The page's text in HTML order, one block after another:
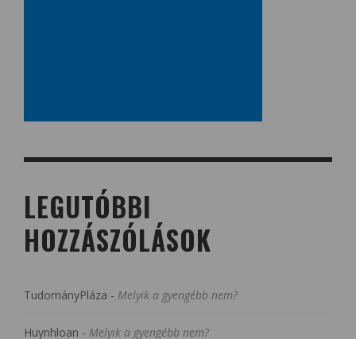
LEGUTÓBBI
HOZZÁSZÓLÁSOK
TudományPláza - Melyik a gyengébb nem?
Huynhloan - Melyik a gyengébb nem?